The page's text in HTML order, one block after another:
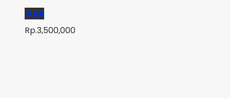
Jual
Rp.3,500,000